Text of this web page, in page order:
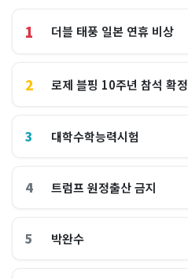
1 더블 태풍 일본 연휴 비상
2 로제 블핑 10주년 참석 확정
3 대학수학능력시험
4 트럼프 원정출산 금지
5 박완수